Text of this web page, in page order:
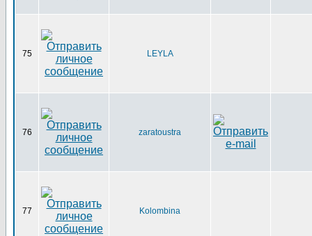
75 LEYLA
76 zaratoustra
77 Kolombina